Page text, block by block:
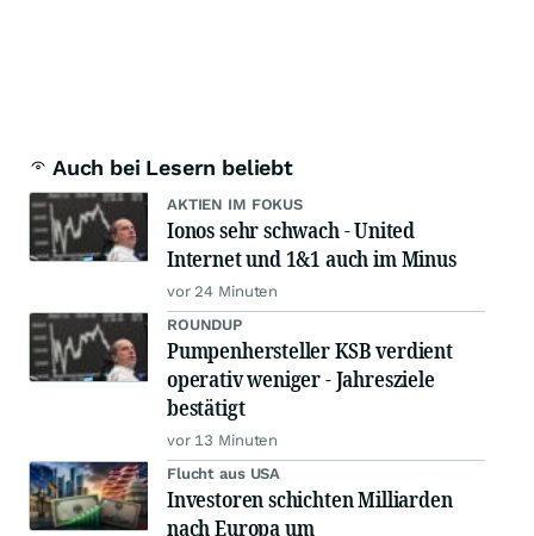
Auch bei Lesern beliebt
AKTIEN IM FOKUS
Ionos sehr schwach - United
Internet und 1&1 auch im Minus
vor 24 Minuten
ROUNDUP
Pumpenhersteller KSB verdient
operativ weniger - Jahresziele
bestätigt
vor 13 Minuten
Flucht aus USA
Investoren schichten Milliarden
nach Europa um